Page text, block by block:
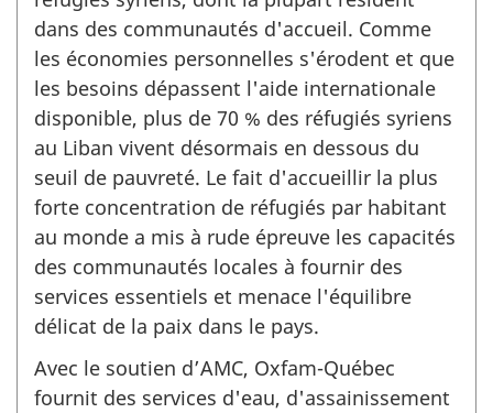
dans des communautés d'accueil. Comme
les économies personnelles s'érodent et que
les besoins dépassent l'aide internationale
disponible, plus de 70 % des réfugiés syriens
au Liban vivent désormais en dessous du
seuil de pauvreté. Le fait d'accueillir la plus
forte concentration de réfugiés par habitant
au monde a mis à rude épreuve les capacités
des communautés locales à fournir des
services essentiels et menace l'équilibre
délicat de la paix dans le pays.
Avec le soutien d’AMC, Oxfam-Québec
fournit des services d'eau, d'assainissement